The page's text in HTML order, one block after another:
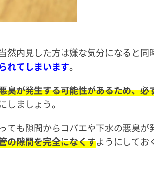
然内見した方は嫌な気分になると同
れてしまいます。
臭が発生する可能性があるため、必
しましょう。
ても隙間からコバエや下水の悪臭が
の隙間を完全になくすようにしてお